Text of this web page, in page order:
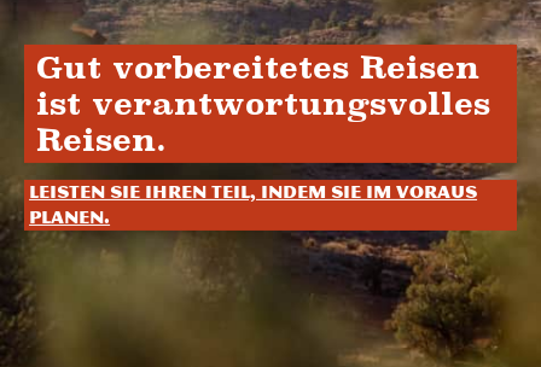
Gut vorbereitetes Reisen
ist verantwortungsvolles
Reisen.
Leisten Sie Ihren Teil, indem Sie im Voraus
planen.